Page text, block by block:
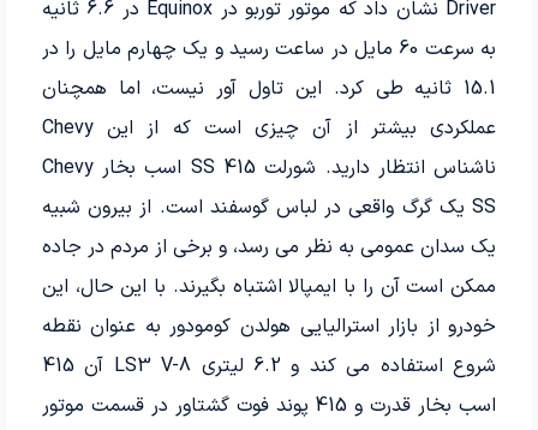
Driver نشان داد که موتور توربو در Equinox در 6.6 ثانیه
به سرعت 60 مایل در ساعت رسید و یک چهارم مایل را در
15.1 ثانیه طی کرد. این تاول آور نیست، اما همچنان
عملکردی بیشتر از آن چیزی است که از این Chevy
ناشناس انتظار دارید. شورلت SS 415 اسب بخار Chevy
SS یک گرگ واقعی در لباس گوسفند است. از بیرون شبیه
یک سدان عمومی به نظر می رسد، و برخی از مردم در جاده
ممکن است آن را با ایمپالا اشتباه بگیرند. با این حال، این
خودرو از بازار استرالیایی هولدن کومودور به عنوان نقطه
شروع استفاده می کند و 6.2 لیتری LS3 V-8 آن 415
اسب بخار قدرت و 415 پوند فوت گشتاور در قسمت موتور